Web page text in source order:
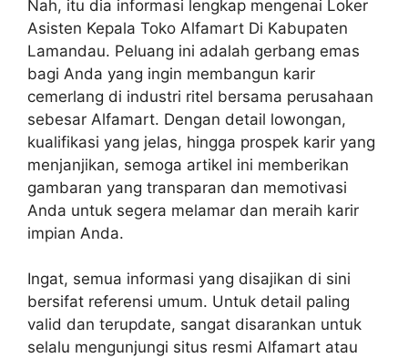
Nah, itu dia informasi lengkap mengenai Loker
Asisten Kepala Toko Alfamart Di Kabupaten
Lamandau. Peluang ini adalah gerbang emas
bagi Anda yang ingin membangun karir
cemerlang di industri ritel bersama perusahaan
sebesar Alfamart. Dengan detail lowongan,
kualifikasi yang jelas, hingga prospek karir yang
menjanjikan, semoga artikel ini memberikan
gambaran yang transparan dan memotivasi
Anda untuk segera melamar dan meraih karir
impian Anda.
Ingat, semua informasi yang disajikan di sini
bersifat referensi umum. Untuk detail paling
valid dan terupdate, sangat disarankan untuk
selalu mengunjungi situs resmi Alfamart atau